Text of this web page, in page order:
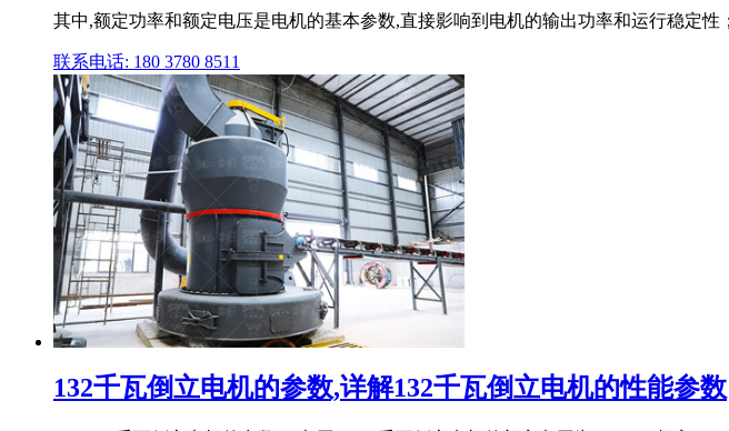
其中,额定功率和额定电压是电机的基本参数,直接影响到电机的输出功率和运行稳定
联系电话: 180 3780 8511
132千瓦倒立电机的参数,详解132千瓦倒立电机的性能参数